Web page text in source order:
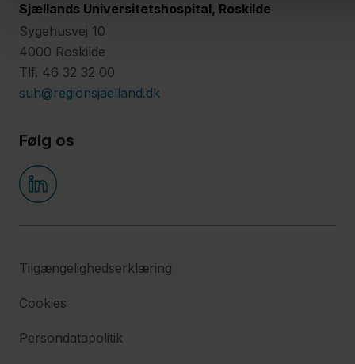
Sjællands Universitetshospital, Roskilde
Sygehusvej 10
4000 Roskilde
Tlf. 46 32 32 00
suh@regionsjaelland.dk
Følg os
Tilgængelighedserklæring
Cookies
Persondatapolitik